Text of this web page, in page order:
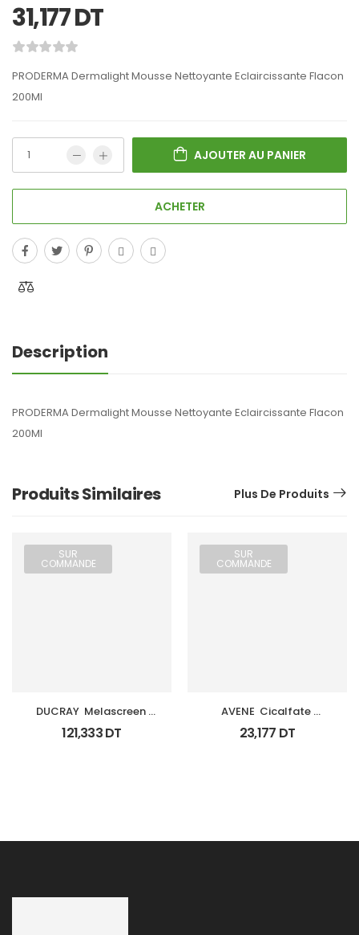
31,177DT
PRODERMA Dermalight Mousse Nettoyante Eclaircissante Flacon
200Ml
AJOUTER AU PANIER
ACHETER
Description
PRODERMA Dermalight Mousse Nettoyante Eclaircissante Flacon
200Ml
Produits Similaires Plus De Produits
SUR
COMMANDE
DUCRAY  Melascreen
Serum 30Ml
121,333DT
SUR
COMMANDE
AVENE  Cicalfate
Baume Levres 10Ml
23,177 DT